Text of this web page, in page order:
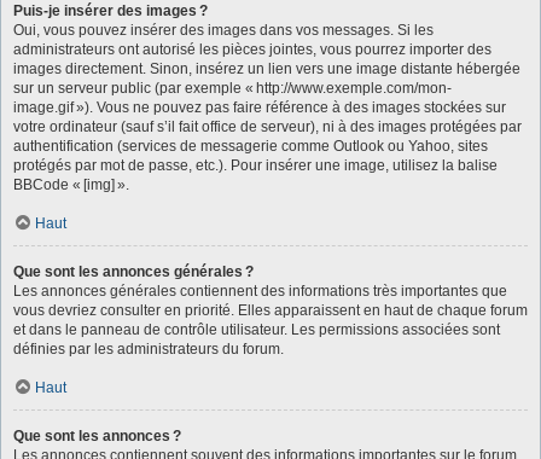
Puis-je insérer des images ?
Oui, vous pouvez insérer des images dans vos messages. Si les
administrateurs ont autorisé les pièces jointes, vous pourrez importer des
images directement. Sinon, insérez un lien vers une image distante hébergée
sur un serveur public (par exemple « http://www.exemple.com/mon-
image.gif »). Vous ne pouvez pas faire référence à des images stockées sur
votre ordinateur (sauf s’il fait office de serveur), ni à des images protégées par
authentification (services de messagerie comme Outlook ou Yahoo, sites
protégés par mot de passe, etc.). Pour insérer une image, utilisez la balise
BBCode « [img] ».
Haut
Que sont les annonces générales ?
Les annonces générales contiennent des informations très importantes que
vous devriez consulter en priorité. Elles apparaissent en haut de chaque forum
et dans le panneau de contrôle utilisateur. Les permissions associées sont
définies par les administrateurs du forum.
Haut
Que sont les annonces ?
Les annonces contiennent souvent des informations importantes sur le forum